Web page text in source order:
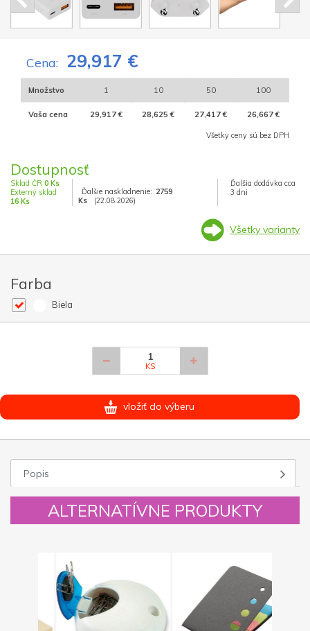
Cena: 29,917 €
Množstvo 1 10 50 100
Vaša cena 29,917 € 28,625 € 27,417 € 26,667 €
Všetky ceny sú bez DPH
Dostupnosť
Sklad ČR 0 Ks
Externý sklad
16 Ks
Ďalšie naskladnenie: 2759
Ks
(22.08.2026)
Ďalšia dodávka cca
3 dni
Všetky varianty
Farba
Biela
KS
vložiť do výberu
Popis
ALTERNATÍVNE PRODUKTY